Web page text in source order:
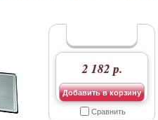
2 182 р.
Добавить в корзину
Сравнить